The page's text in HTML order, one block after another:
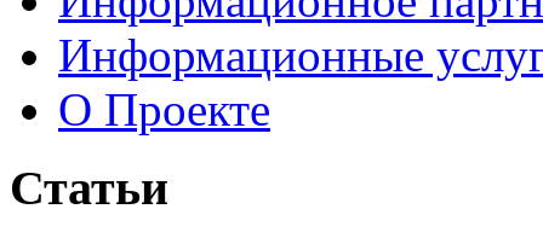
Информационные
О Проекте
Статьи